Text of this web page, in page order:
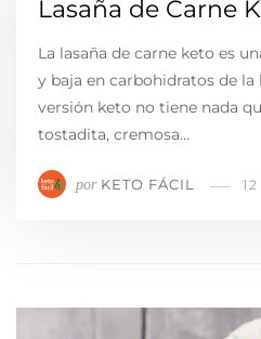
Lasaña de Carne
La lasaña de carne keto es
y baja en carbohidratos de la
versión keto no tiene nada
tostadita, cremosa…
por KETO FÁCIL